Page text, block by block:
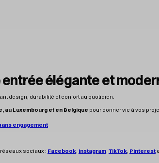
élégante et
design, durabilité et confort au quotidien.
au Luxembourg et en Belgique pour donner vie à vos
engagement
sociaux : Facebook, Instagram, TikTok, Pinterest